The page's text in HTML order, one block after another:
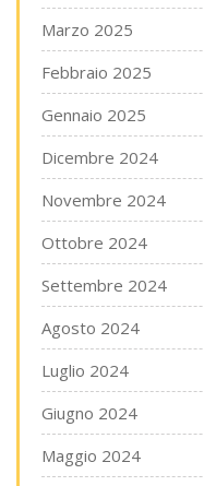
Marzo 2025
Febbraio 2025
Gennaio 2025
Dicembre 2024
Novembre 2024
Ottobre 2024
Settembre 2024
Agosto 2024
Luglio 2024
Giugno 2024
Maggio 2024